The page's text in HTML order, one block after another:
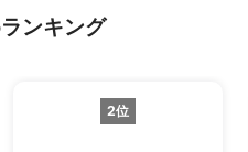
ンキング
2位